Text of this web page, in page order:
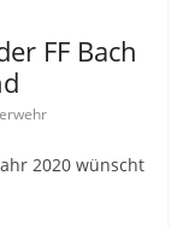
FF Bach
2020 wünscht